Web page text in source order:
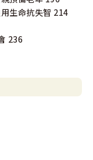
生命抗失智 214
236